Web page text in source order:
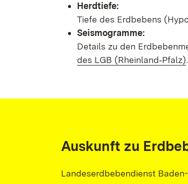
Herdtiefe:
Tiefe des Erdbebens
Seismogramme:
Details zu den
des LGB (Rheinland‑Pfalz).
Auskunft zu
Landeserdbebendienst